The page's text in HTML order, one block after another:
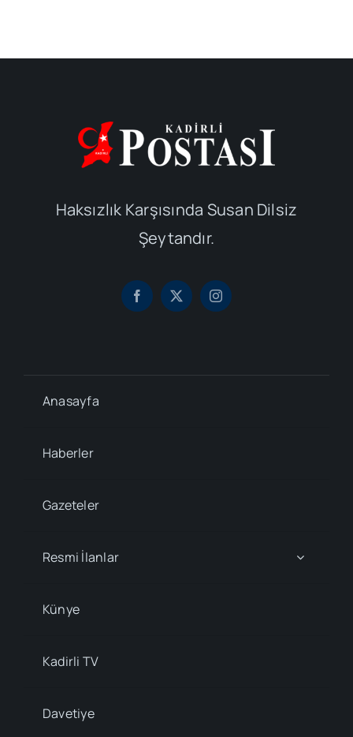
Haksızlık Karşısında Susan Dilsiz
Şeytandır.
Anasayfa
Haberler
Gazeteler
Resmi İlanlar
Künye
Kadirli TV
Davetiye